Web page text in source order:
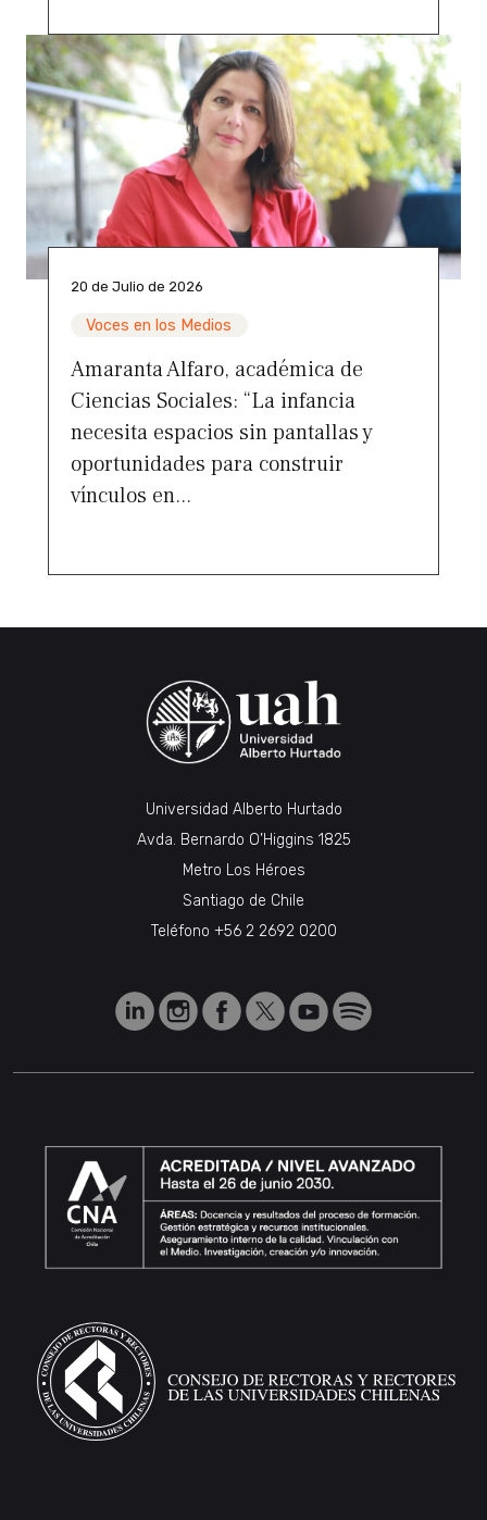
20 de Julio de 2026
Voces en los Medios
Amaranta Alfaro, académica de
Ciencias Sociales: “La infancia
necesita espacios sin pantallas y
oportunidades para construir
vínculos en...
Universidad Alberto Hurtado
Avda. Bernardo O’Higgins 1825
Metro Los Héroes
Santiago de Chile
Teléfono +56 2 2692 0200